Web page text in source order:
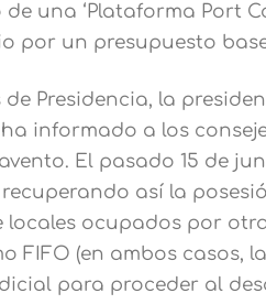
una ‘Plataforma Port
un presupuesto base
Presidencia, la
ha informado a los
El pasado 15 de
así la
ocupados por
FIFO (en ambos casos,
para proceder al